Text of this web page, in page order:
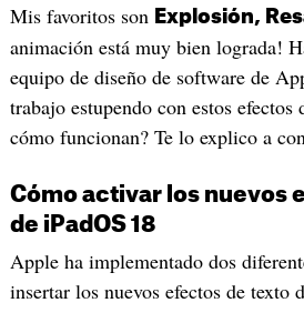
Mis favoritos son Explosión,
animación está muy bien lograda!
equipo de diseño de software de
trabajo estupendo con estos efectos
cómo funcionan? Te lo explico a
Cómo activar los nuevos
de iPadOS 18
Apple ha implementado dos
insertar los nuevos efectos de texto